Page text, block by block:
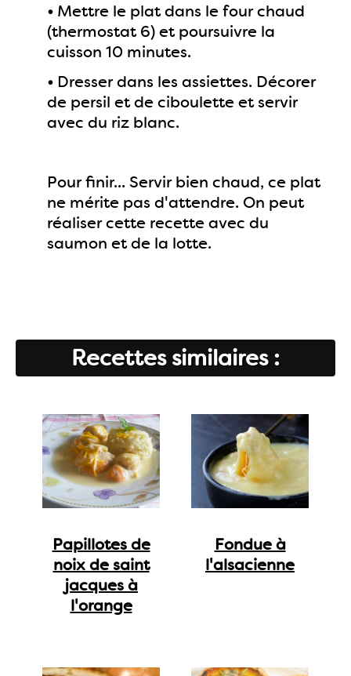
• Mettre le plat dans le four chaud
(thermostat 6) et poursuivre la
cuisson 10 minutes.
• Dresser dans les assiettes. Décorer
de persil et de ciboulette et servir
avec du riz blanc.
Pour finir... Servir bien chaud, ce plat
ne mérite pas d'attendre. On peut
réaliser cette recette avec du
saumon et de la lotte.
Recettes similaires :
Papillotes de
noix de saint
jacques à
l'orange
Fondue à
l'alsacienne